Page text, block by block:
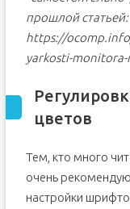
прошлой статьей:
https://
yarkosti-
цветов
Тем, кто много
очень
настройки